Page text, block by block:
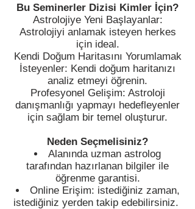
Bu Seminerler Dizisi Kimler İçin?
Astrolojiye Yeni Başlayanlar:
Astrolojiyi anlamak isteyen herkes
için ideal.
Kendi Doğum Haritasını Yorumlamak
İsteyenler: Kendi doğum haritanızı
analiz etmeyi öğrenin.
Profesyonel Gelişim: Astroloji
danışmanlığı yapmayı hedefleyenler
için sağlam bir temel oluşturur.
Neden Seçmelisiniz?
Alanında uzman astrolog
tarafından hazırlanan bilgiler ile
öğrenme garantisi.
Online Erişim: istediğiniz zaman,
istediğiniz yerden takip edebilirsiniz.